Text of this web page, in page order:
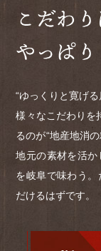
“ゆっくりと寛げる
様々なこだわりを
るのが“地産地消
地元の素材を活
を岐阜で味わう
だけるはずです。